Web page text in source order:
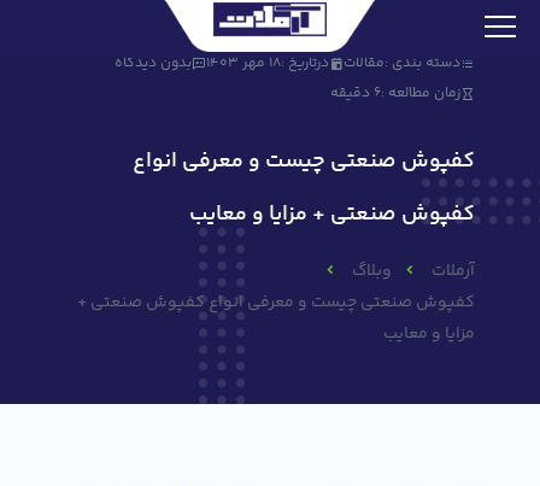
دسته بندی :مقالات درتاریخ :18 مهر 1403
بدون دیدگاه
زمان مطالعه :6 دقیقه
کفپوش صنعتی چیست و معرفی انواع
کفپوش صنعتی + مزایا و معایب
آرملات
وبلاگ
کفپوش صنعتی چیست و معرفی انواع کفپوش صنعتی +
مزایا و معایب